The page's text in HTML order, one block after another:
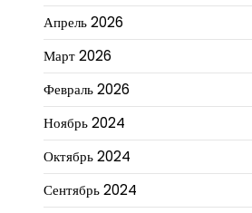
Апрель 2026
Март 2026
Февраль 2026
Ноябрь 2024
Октябрь 2024
Сентябрь 2024